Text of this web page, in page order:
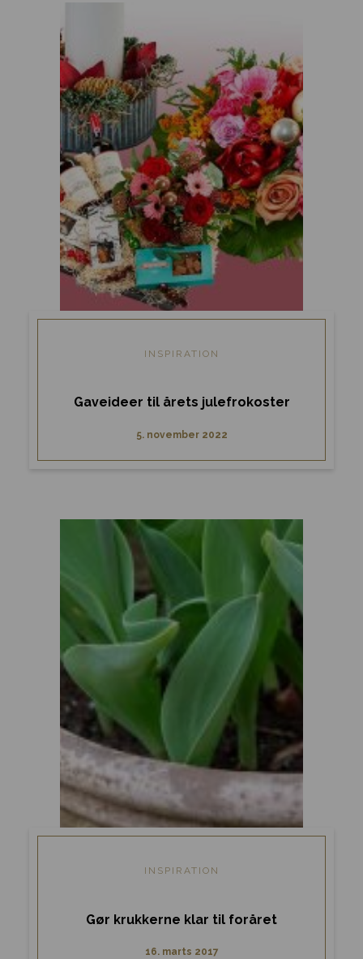
INSPIRATION
Gaveideer til årets julefrokoster
5. november 2022
INSPIRATION
Gør krukkerne klar til foråret
16. marts 2017